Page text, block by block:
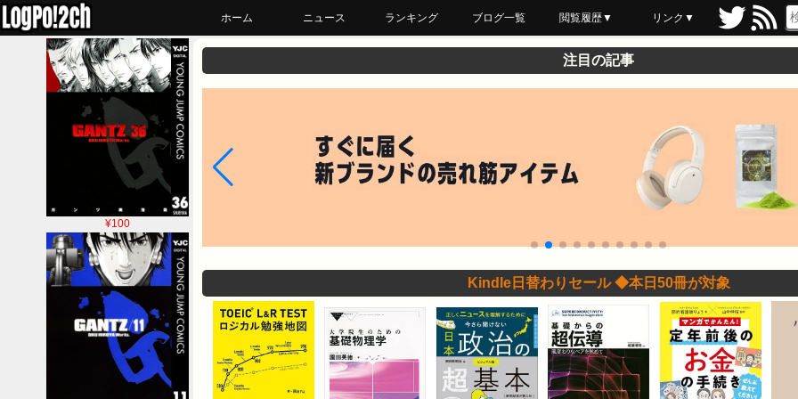
ホーム ニュース ランキング ブログ一覧 閲覧履歴▼
最近読んだ
あとで読む
ブックマーク
リンク▼
¥100
注目の記事
Kindle日替わりセール ◆本日50冊が対象